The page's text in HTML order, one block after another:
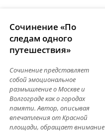
Сочинение «По
следам одного
путешествия»
Сочинение представляет
собой эмоциональное
размышление о Москве и
Волгограде как о городах
памяти. Автор, описывая
впечатления от Красной
площади, обращает внимание